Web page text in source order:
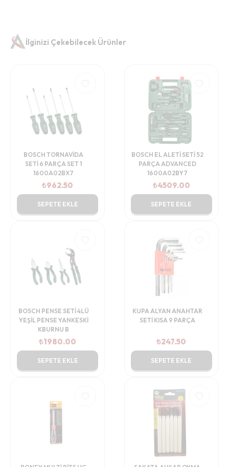
İlginizi Çekebilecek Ürünler
BOSCH TORNAVİDA
SETİ 6 PARÇA SET 1
1600A02BX7
₺962.50
SEPETE EKLE
BOSCH EL ALETİ SETİ 52
PARÇA ADVANCED
1600A02BY7
₺4509.00
SEPETE EKLE
BOSCH PENSE SETİ 4LÜ
YEŞİL PENSE YANKESKİ
KBURNU B
₺1980.00
SEPETE EKLE
KUPA ALYAN ANAHTAR
SETİ KISA 9 PARÇA
₺247.50
SEPETE EKLE